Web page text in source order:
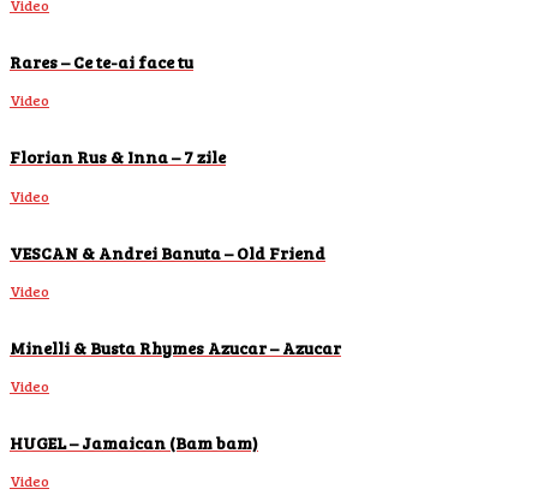
Video
Rares – Ce te-ai face tu
Video
Florian Rus & Inna – 7 zile
Video
VESCAN & Andrei Banuta – Old Friend
Video
Minelli & Busta Rhymes Azucar – Azucar
Video
HUGEL – Jamaican (Bam bam)
Video